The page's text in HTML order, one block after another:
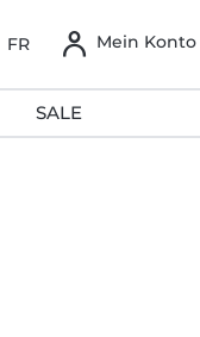
FR Mein Konto
SALE